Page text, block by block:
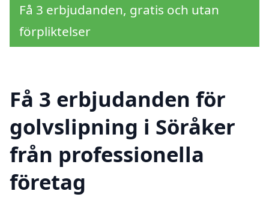
Få 3 erbjudanden, gratis och utan
förpliktelser
Få 3 erbjudanden för
golvslipning i Söråker
från professionella
företag